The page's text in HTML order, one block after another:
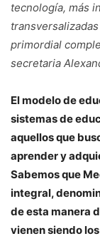
tecnología, más
primordial
secretaria
El modelo de
sistemas de
aquellos que
aprender y
Sabemos que
integral,
de esta manera
vienen siendo